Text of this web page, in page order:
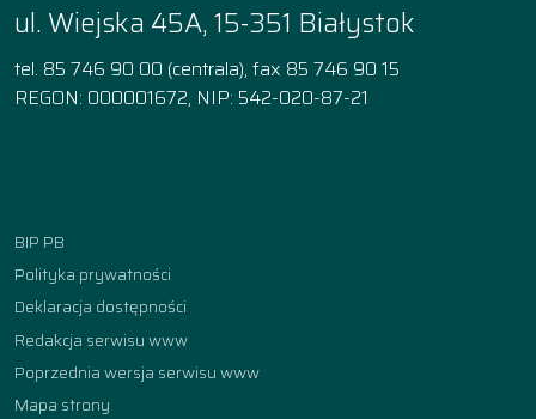
ul. Wiejska 45A, 15-351 Białystok
tel. 85 746 90 00 (centrala), fax 85 746 90 15
REGON: 000001672, NIP: 542-020-87-21
BIP PB
Polityka prywatności
Deklaracja dostępności
Redakcja serwisu www
Poprzednia wersja serwisu www
Mapa strony